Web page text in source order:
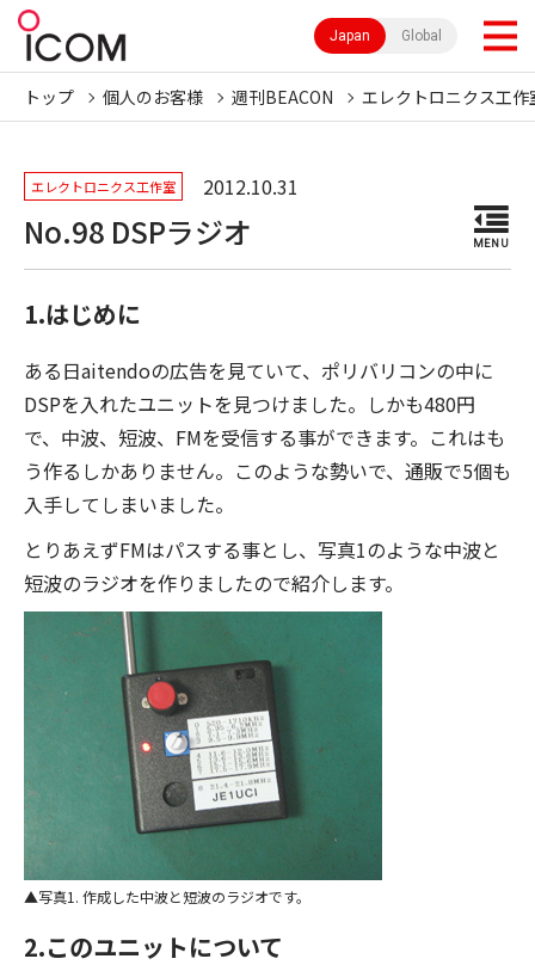
Japan Global
トップ 個人のお客様 週刊BEACON エレクトロニクス工作
エレクトロニクス工作室 2012.10.31
No.98 DSPラジオ MENU
1.はじめに
ある日aitendoの広告を見ていて、ポリバリコンの中に
DSPを入れたユニットを見つけました。しかも480円
で、中波、短波、FMを受信する事ができます。これはも
う作るしかありません。このような勢いで、通販で5個も
入手してしまいました。
とりあえずFMはパスする事とし、写真1のような中波と
短波のラジオを作りましたので紹介します。
写真1. 作成した中波と短波のラジオです。
2.このユニットについて